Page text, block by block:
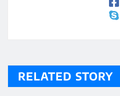
RELATED STORY